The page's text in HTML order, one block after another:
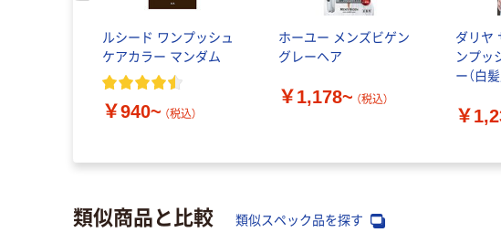
ルシード ワンプッシュ
ケアカラー マンダム
￥940~ （税込）
ホーユー メンズビゲン
グレーヘア
￥1,178~ （税込）
ダリヤ
ンプッ
ー（白髪
￥
類似商品と比較 類似スペック品を探す